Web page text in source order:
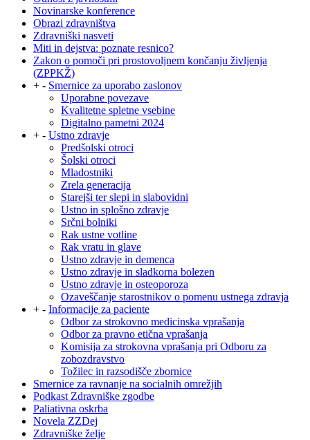
Novinarske konference
Obrazi zdravništva
Zdravniški nasveti
Miti in dejstva: poznate resnico?
Zakon o pomoči pri prostovoljnem končanju življenja
(ZPPKŽ)
+ - Smernice za uporabo zaslonov
Uporabne povezave
Kvalitetne spletne vsebine
Digitalno pametni 2024
+ - Ustno zdravje
Predšolski otroci
Šolski otroci
Mladostniki
Zrela generacija
Starejši ter slepi in slabovidni
Ustno in splošno zdravje
Srčni bolniki
Rak ustne votline
Rak vratu in glave
Ustno zdravje in demenca
Ustno zdravje in sladkorna bolezen
Ustno zdravje in osteoporoza
Ozaveščanje starostnikov o pomenu ustnega zdravja
+ - Informacije za paciente
Odbor za strokovno medicinska vprašanja
Odbor za pravno etična vprašanja
Komisija za strokovna vprašanja pri Odboru za
zobozdravstvo
Tožilec in razsodišče zbornice
Smernice za ravnanje na socialnih omrežjih
Podkast Zdravniške zgodbe
Paliativna oskrba
Novela ZZDej
Zdravniške želje